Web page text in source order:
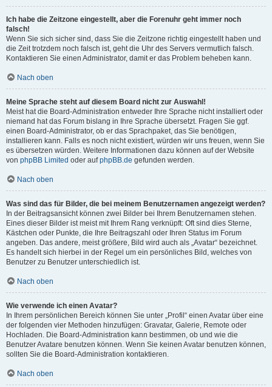
Ich habe die Zeitzone eingestellt, aber die Forenuhr geht immer noch
falsch!
Wenn Sie sich sicher sind, dass Sie die Zeitzone richtig eingestellt haben und
die Zeit trotzdem noch falsch ist, geht die Uhr des Servers vermutlich falsch.
Kontaktieren Sie einen Administrator, damit er das Problem beheben kann.
Nach oben
Meine Sprache steht auf diesem Board nicht zur Auswahl!
Meist hat die Board-Administration entweder Ihre Sprache nicht installiert oder
niemand hat das Forum bislang in Ihre Sprache übersetzt. Fragen Sie ggf.
einen Board-Administrator, ob er das Sprachpaket, das Sie benötigen,
installieren kann. Falls es noch nicht existiert, würden wir uns freuen, wenn Sie
es übersetzen würden. Weitere Informationen dazu können auf der Website
von phpBB Limited oder aufphpBB.de gefunden werden.
Nach oben
Was sind das für Bilder, die bei meinem Benutzernamen angezeigt werden?
In der Beitragsansicht können zwei Bilder bei Ihrem Benutzernamen stehen.
Eines dieser Bilder ist meist mit Ihrem Rang verknüpft: Oft sind dies Sterne,
Kästchen oder Punkte, die Ihre Beitragszahl oder Ihren Status im Forum
angeben. Das andere, meist größere, Bild wird auch als „Avatar“ bezeichnet.
Es handelt sich hierbei in der Regel um ein persönliches Bild, welches von
Benutzer zu Benutzer unterschiedlich ist.
Nach oben
Wie verwende ich einen Avatar?
In Ihrem persönlichen Bereich können Sie unter „Profil“ einen Avatar über eine
der folgenden vier Methoden hinzufügen: Gravatar, Galerie, Remote oder
Hochladen. Die Board-Administration kann bestimmen, ob und wie die
Benutzer Avatare benutzen können. Wenn Sie keinen Avatar benutzen können,
sollten Sie die Board-Administration kontaktieren.
Nach oben